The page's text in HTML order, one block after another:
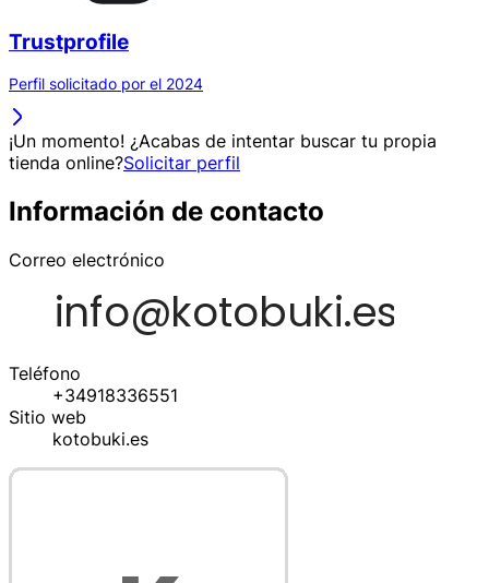
Trustprofile
Perfil solicitado por el 2024
¡Un momento! ¿Acabas de intentar buscar tu propia
tienda online?Solicitar perfil
Información de contacto
Correo electrónico
Teléfono
+34918336551
Sitio web
kotobuki.es